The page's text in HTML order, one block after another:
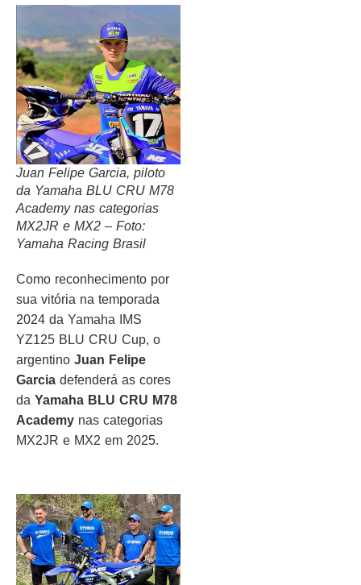
Juan Felipe Garcia, piloto
da Yamaha BLU CRU M78
Academy nas categorias
MX2JR e MX2 – Foto:
Yamaha Racing Brasil
Como reconhecimento por
sua vitória na temporada
2024 da Yamaha IMS
YZ125 BLU CRU Cup, o
argentino Juan Felipe
Garcia defenderá as cores
da Yamaha BLU CRU M78
Academy nas categorias
MX2JR e MX2 em 2025.